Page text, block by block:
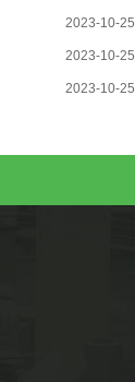
2023-10-25
2023-10-25
2023-10-25